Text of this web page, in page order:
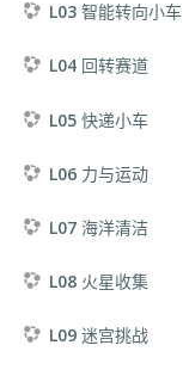
L03 智能转向小车
L04 回转赛道
L05 快递小车
L06 力与运动
L07 海洋清洁
L08 火星收集
L09 迷宫挑战